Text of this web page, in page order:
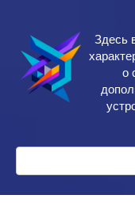
контенту
Здесь
о
Поиск: